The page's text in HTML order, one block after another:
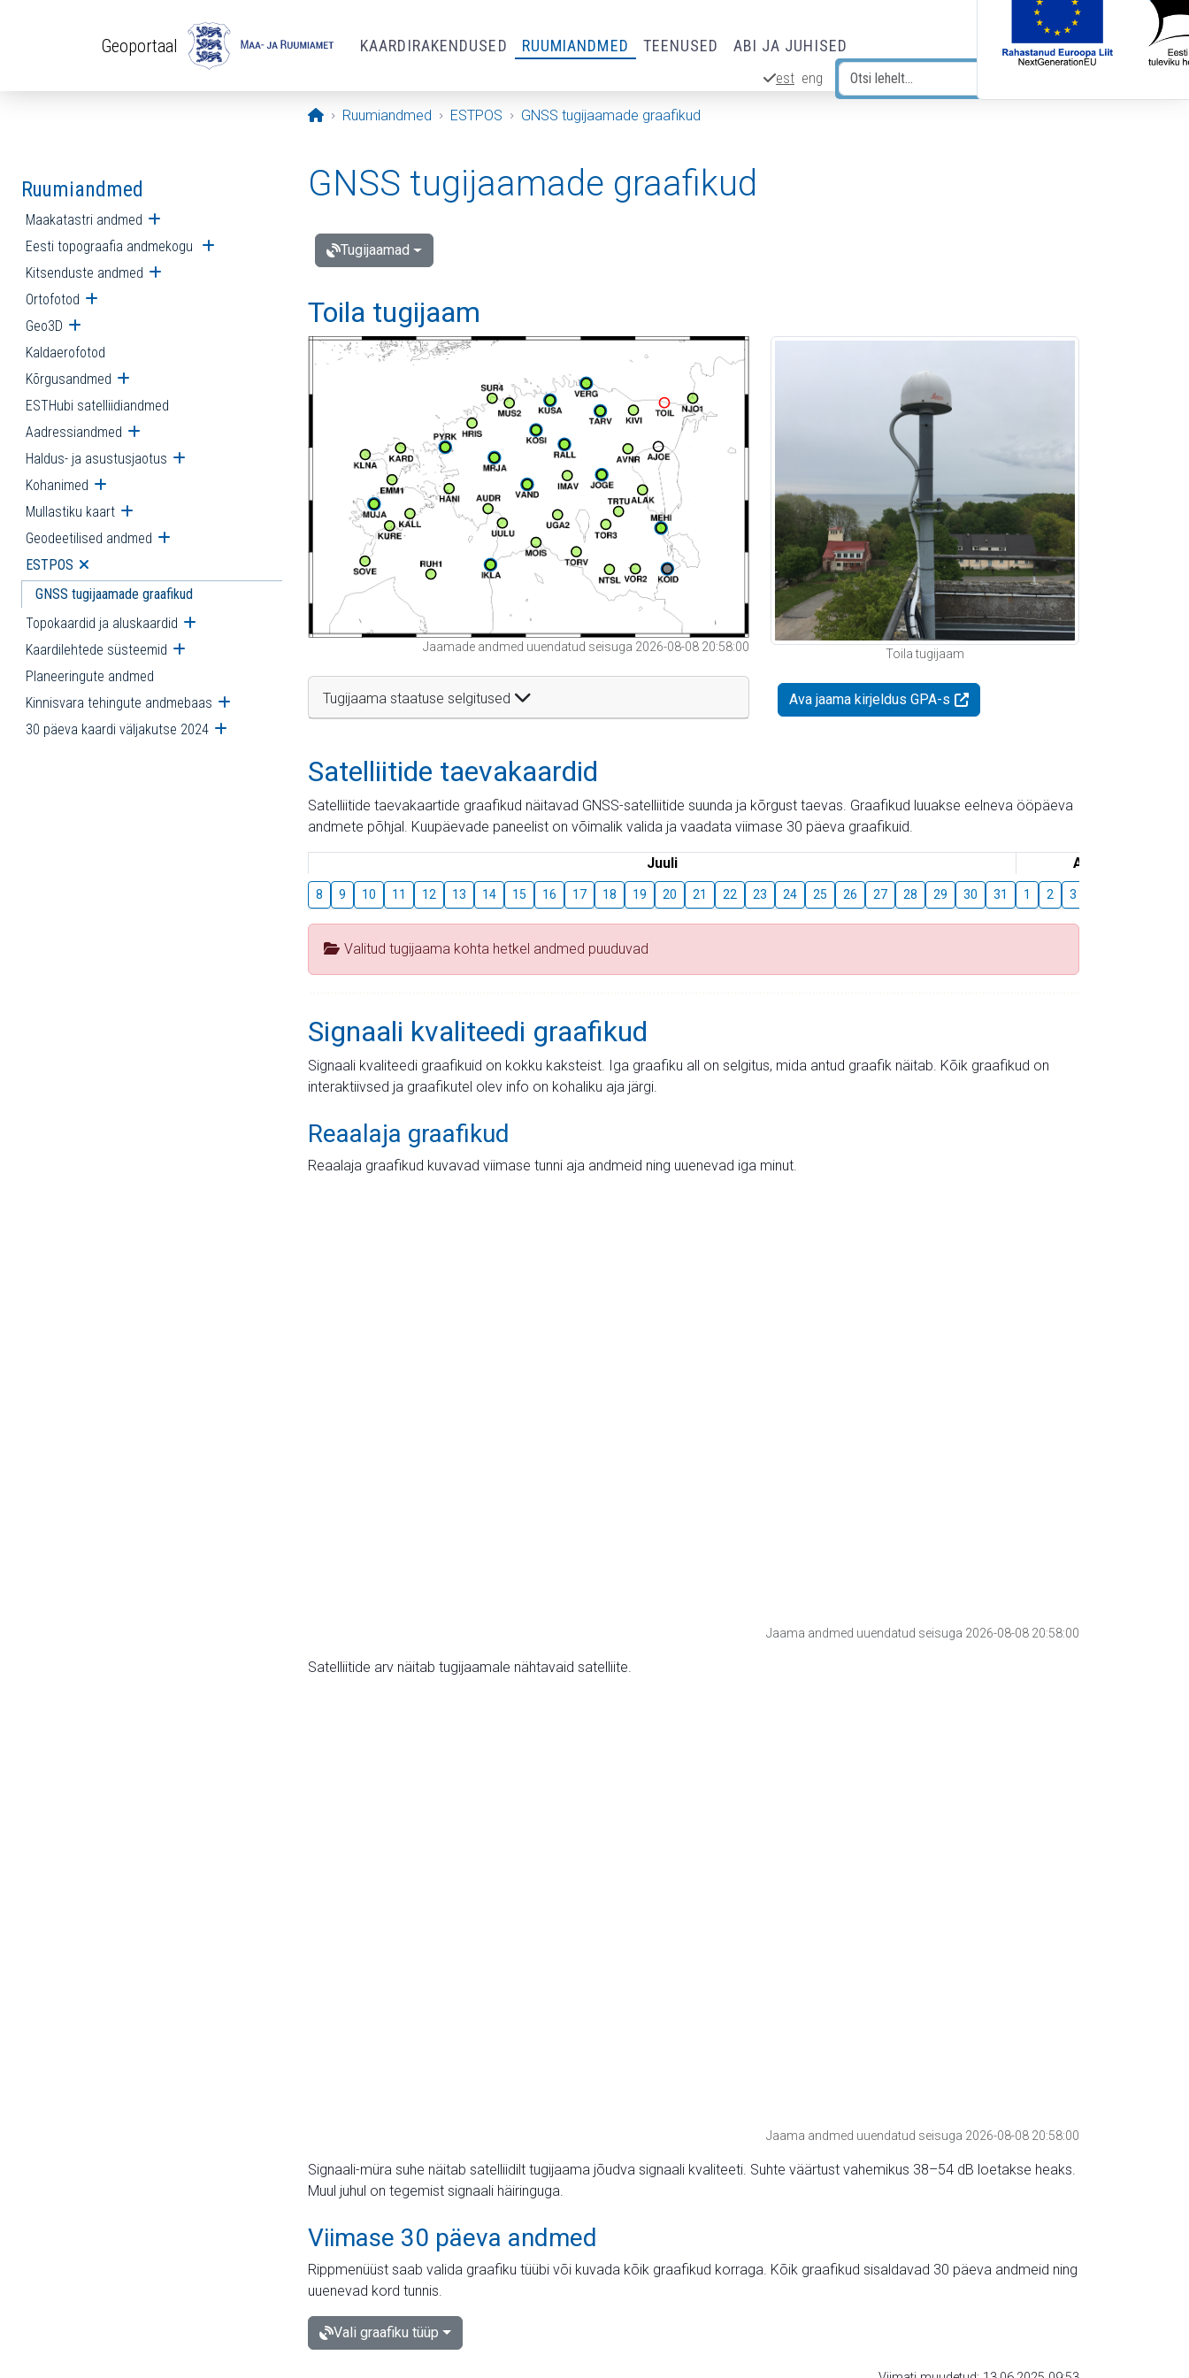
Geoportaal KAARDIRAKENDUSED RUUMIANDMED TEENUSED ABI JA JUHISED
est eng
Avaleht
Ruumiandmed ESTPOS GNSS tugijaamade graafikud
Ruumiandmed
Maakatastri andmed Ava alammenüü
Eesti topograafia andmekogu Ava alammenüü
Kitsenduste andmed Ava alammenüü
Ortofotod Ava alammenüü
Geo3D Ava alammenüü
Kaldaerofotod
Kõrgusandmed Ava alammenüü
ESTHubi satelliidiandmed
Aadressiandmed Ava alammenüü
Haldus- ja asustusjaotus Ava alammenüü
Kohanimed Ava alammenüü
Mullastiku kaart Ava alammenüü
Geodeetilised andmed Ava alammenüü
ESTPOS Ava alammenüü
GNSS tugijaamade graafikud
Topokaardid ja aluskaardid Ava alammenüü
Kaardilehtede süsteemid Ava alammenüü
Planeeringute andmed
Kinnisvara tehingute andmebaas Ava alammenüü
30 päeva kaardi väljakutse 2024 Ava alammenüü
GNSS tugijaamade graafikud
Tugijaamad
Toila tugijaam
Jaamade andmed uuendatud seisuga 2026-08-08 20:58:00
Tugijaama staatuse selgitused
Toila tugijaam
Ava jaama kirjeldus GPA-s
Satelliitide taevakaardid
Satelliitide taevakaartide graafikud näitavad GNSS-satelliitide suunda ja kõrgust taevas. Graafikud luuakse eelneva ööpäeva
andmete põhjal. Kuupäevade paneelist on võimalik valida ja vaadata viimase 30 päeva graafikuid.
Juuli August
8 9 10 11 12 13 14 15 16 17 18 19 20 21 22 23 24 25 26 27 28 29 30 31 1 2 3
Valitud tugijaama kohta hetkel andmed puuduvad
Signaali kvaliteedi graafikud
Signaali kvaliteedi graafikuid on kokku kaksteist. Iga graafiku all on selgitus, mida antud graafik näitab. Kõik graafikud on
interaktiivsed ja graafikutel olev info on kohaliku aja järgi.
Reaalaja graafikud
Reaalaja graafikud kuvavad viimase tunni aja andmeid ning uuenevad iga minut.
Jaama andmed uuendatud seisuga 2026-08-08 20:58:00
Satelliitide arv näitab tugijaamale nähtavaid satelliite.
Jaama andmed uuendatud seisuga 2026-08-08 20:58:00
Signaali-müra suhe näitab satelliidilt tugijaama jõudva signaali kvaliteeti. Suhte väärtust vahemikus 38–54 dB loetakse heaks.
Muul juhul on tegemist signaali häiringuga.
Viimase 30 päeva andmed
Rippmenüüst saab valida graafiku tüübi või kuvada kõik graafikud korraga. Kõik graafikud sisaldavad 30 päeva andmeid ning
uuenevad kord tunnis.
Vali graafiku tüüp